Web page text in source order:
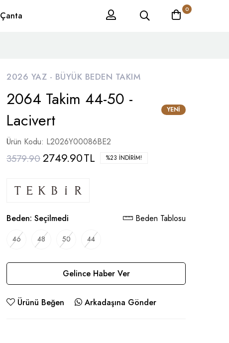
Çanta
0
2026 YAZ - BÜYÜK BEDEN TAKIM
2064 Takim 44-50 -
Lacivert
YENI
Ürün Kodu: L2026Y00086BE2
3579.902749.90TL %23 İNDIRIM!
Beden: Seçilmedi Beden Tablosu
46 48 50 44
Gelince Haber Ver
Ürünü Beğen Arkadaşına Gönder